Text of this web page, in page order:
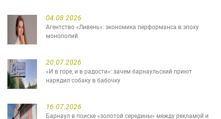
04.08.2026
Агентство «Ливень»: экономика перформанса в эпоху
монополий
20.07.2026
«И в горе, и в радости»: зачем барнаульский приют
нарядил собаку в бабочку
16.07.2026
Барнаул в поиске «золотой середины» между рекламой и